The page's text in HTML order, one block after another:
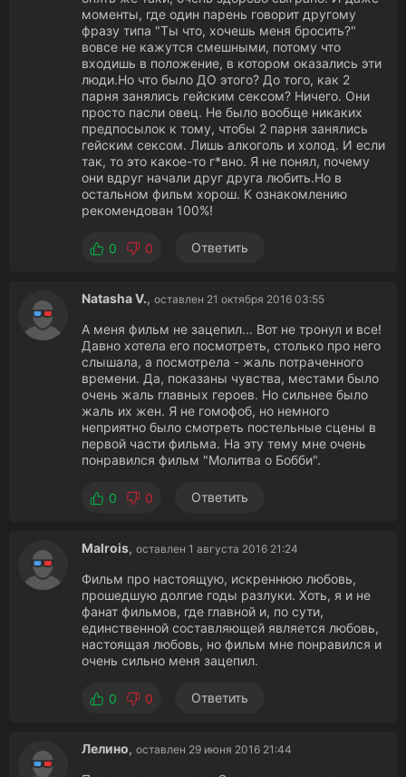
моменты, где один парень говорит другому
фразу типа "Ты что, хочешь меня бросить?"
вовсе не кажутся смешными, потому что
входишь в положение, в котором оказались эти
люди.Но что было ДО этого? До того, как 2
парня занялись гейским сексом? Ничего. Они
просто пасли овец. Не было вообще никаких
предпосылок к тому, чтобы 2 парня занялись
гейским сексом. Лишь алкоголь и холод. И если
так, то это какое-то г*вно. Я не понял, почему
они вдруг начали друг друга любить.Но в
остальном фильм хорош. К ознакомлению
рекомендован 100%!
0 0 Ответить
Natasha V., оставлен 21 октября 2016 03:55
А меня фильм не зацепил... Вот не тронул и все!
Давно хотела его посмотреть, столько про него
слышала, а посмотрела - жаль потраченного
времени. Да, показаны чувства, местами было
очень жаль главных героев. Но сильнее было
жаль их жен. Я не гомофоб, но немного
неприятно было смотреть постельные сцены в
первой части фильма. На эту тему мне очень
понравился фильм "Молитва о Бобби".
0 0 Ответить
Malrois, оставлен 1 августа 2016 21:24
Фильм про настоящую, искреннюю любовь,
прошедшую долгие годы разлуки. Хоть, я и не
фанат фильмов, где главной и, по сути,
единственной составляющей является любовь,
настоящая любовь, но фильм мне понравился и
очень сильно меня зацепил.
0 0 Ответить
Лелино, оставлен 29 июня 2016 21:44